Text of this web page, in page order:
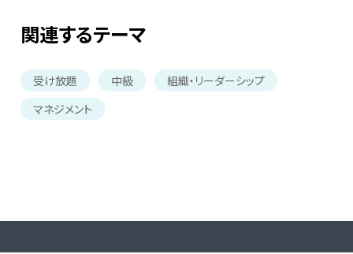
関連するテーマ
受け放題 中級
組織・リーダーシップ
マネジメント